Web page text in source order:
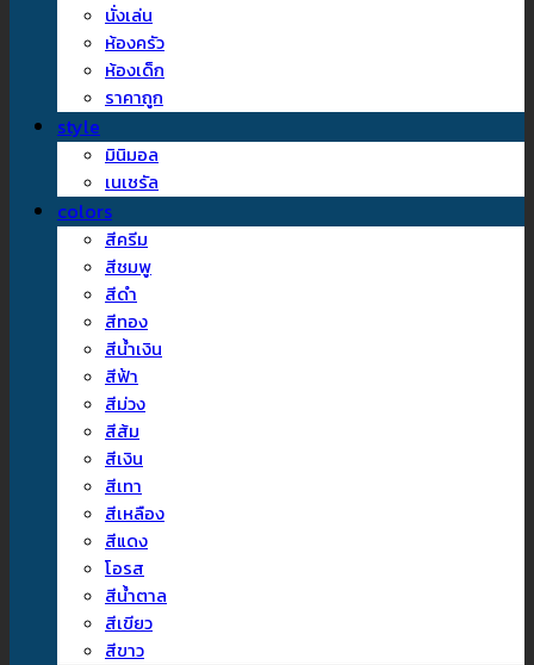
นั่งเล่น
ห้องครัว
ห้องเด็ก
ราคาถูก
style
มินิมอล
เนเชรัล
colors
สีครีม
สีชมพู
สีดำ
สีทอง
สีน้ำเงิน
สีฟ้า
สีม่วง
สีส้ม
สีเงิน
สีเทา
สีเหลือง
สีแดง
โอรส
สีน้ำตาล
สีเขียว
สีขาว